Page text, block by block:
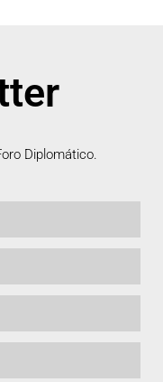
Diplomático.